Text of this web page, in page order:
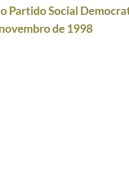
2012
Europeu dos Direitos do Homem, de 2 a 4 de
Partido Ecologista "Os Verdes", Isabel de Castro,
Carlos Carvalhas, a 19 de novembro de
03
Portas, a 19 de novembro de 1998
Marcelo Rebelo de Sousa, a 19 de novembro de
de maio de 1999
Empresariais da Associação Industrial
de 1999
Partido Social
de 1998